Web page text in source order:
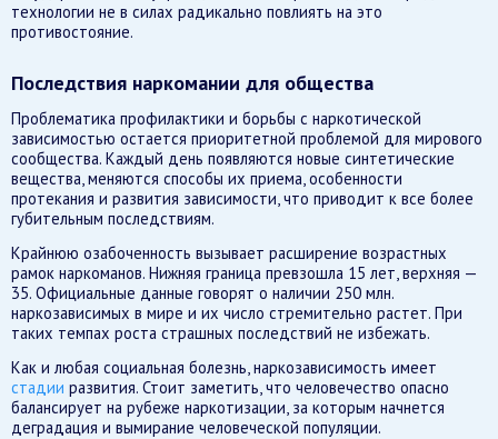
технологии не в силах радикально повлиять на это
противостояние.
Последствия наркомании для общества
Проблематика профилактики и борьбы с наркотической
зависимостью остается приоритетной проблемой для мирового
сообщества. Каждый день появляются новые синтетические
вещества, меняются способы их приема, особенности
протекания и развития зависимости, что приводит к все более
губительным последствиям.
Крайнюю озабоченность вызывает расширение возрастных
рамок наркоманов. Нижняя граница превзошла 15 лет, верхняя —
35. Официальные данные говорят о наличии 250 млн.
наркозависимых в мире и их число стремительно растет. При
таких темпах роста страшных последствий не избежать.
Как и любая социальная болезнь, наркозависимость имеет
стадии развития. Стоит заметить, что человечество опасно
балансирует на рубеже наркотизации, за которым начнется
деградация и вымирание человеческой популяции.